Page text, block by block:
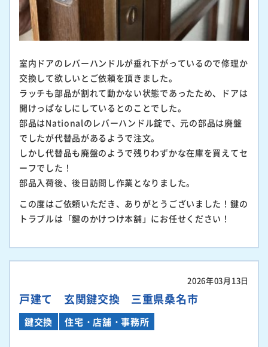
室内ドアのレバーハンドルが垂れ下がっているので修理か
交換して欲しいとご依頼を頂きました。
ラッチも部品が割れて動かない状態であったため、ドアは
開けっぱなしにしているとのことでした。
部品はNationalのレバーハンドル錠で、元の部品は廃盤
でしたが代替品があるようで注文。
しかし代替品も廃盤のようで残りわずかな在庫を買えてセ
ーフでした！
部品入荷後、後日訪問し作業となりました。
この度はご依頼いただき、ありがとうございました！鍵の
トラブルは「鍵のかけつけ本舗」にお任せください！
2026年03月13日
戸建て 玄関鍵交換 三重県桑名市
鍵交換 住宅・店舗・事務所